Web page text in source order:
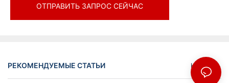
ОТПРАВИТЬ ЗАПРОС СЕЙЧАС
РЕКОМЕНДУЕМЫЕ СТАТЬИ Новости